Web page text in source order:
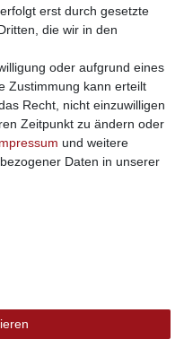
Verschlüsselung
erst durch gesetzte
die wir in den
oder aufgrund eines
Zustimmung kann erteilt
Recht, nicht einzuwilligen
Zeitpunkt zu ändern oder
und weitere
Daten in unserer